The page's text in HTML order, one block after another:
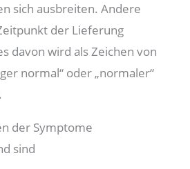
sich ausbreiten. Andere
der Lieferung
davon wird als Zeichen von
normal“ oder „normaler“
der Symptome
sind